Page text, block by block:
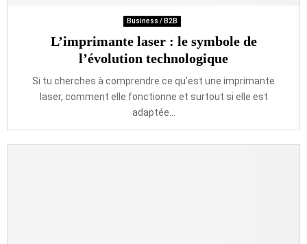
Business / B2B
L’imprimante laser : le symbole de
l’évolution technologique
Si tu cherches à comprendre ce qu’est une imprimante
laser, comment elle fonctionne et surtout si elle est
adaptée...